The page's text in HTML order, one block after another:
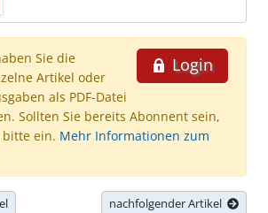
Login
Sie die
Artikel oder
als PDF-Datei
Sollten Sie bereits Abonnent sein,
bitte ein. Mehr Informationen zum
nachfolgender Artikel